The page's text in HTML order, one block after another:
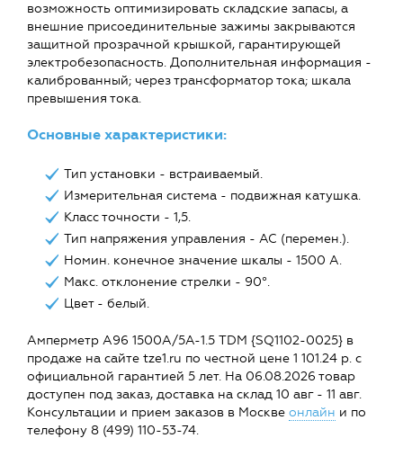
возможность оптимизировать складские запасы, а
внешние присоединительные зажимы закрываются
защитной прозрачной крышкой, гарантирующей
электробезопасность. Дополнительная информация -
калиброванный; через трансформатор тока; шкала
превышения тока.
Основные характеристики:
Тип установки - встраиваемый.
Измерительная система - подвижная катушка.
Класс точности - 1,5.
Тип напряжения управления - AC (перемен.).
Номин. конечное значение шкалы - 1500 А.
Макс. отклонение стрелки - 90°.
Цвет - белый.
Амперметр А96 1500А/5А-1.5 TDM {SQ1102-0025} в
продаже на сайте tze1.ru по честной цене 1 101.24 р. с
официальной гарантией 5 лет. На 06.08.2026 товар
доступен под заказ, доставка на склад 10 авг - 11 авг.
Консультации и прием заказов в Москве онлайн и по
телефону 8 (499) 110-53-74.